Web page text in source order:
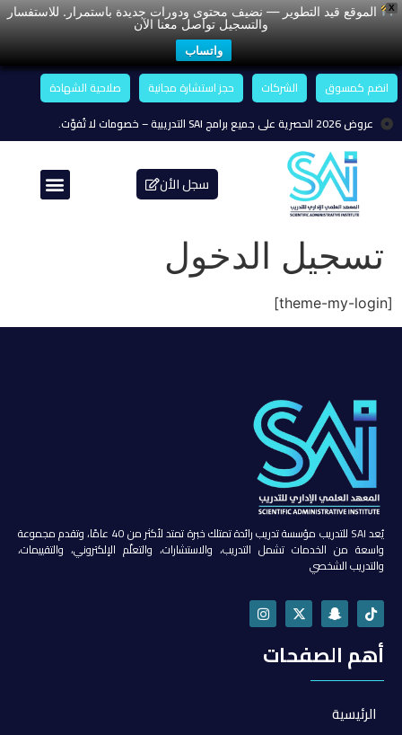
X
الموقع قيد التطوير — نضيف محتوى ودورات جديدة باستمرار. للاستفسار
والتسجيل تواصل معنا الآن
واتساب
انضم كمسوق الشركات حجز استشارة مجانية
صلاحية الشهادة
عروض 2026 الحصرية على جميع برامج SAI التدريبية – خصومات لا تُفوّت.
سجل الأن
تسجيل الدخول
[theme-my-login]
يُعد SAI للتدريب مؤسسة تدريب رائدة تمتلك خبرة تمتد لأكثر من 40 عامًا، وتقدم مجموعة
واسعة من الخدمات تشمل التدريب، والاستشارات، والتعلّم الإلكتروني، والتقييمات،
والتدريب الشخصي
أهم الصفحات
الرئيسية